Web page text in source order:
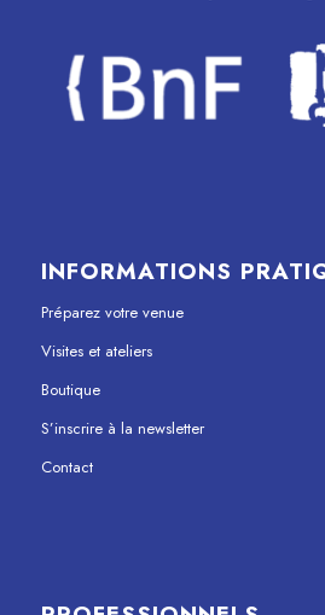
INFORMATIONS
Préparez votre venue
Visites et ateliers
Boutique
S’inscrire à la newsletter
Contact